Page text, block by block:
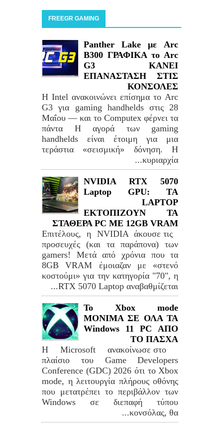
FREEGR GAMING
Panther Lake με Arc
B300 ΓΡΑΦΙΚΑ το Arc
G3 ΚΑΝΕΙ
ΕΠΑΝΑΣΤΑΣΗ ΣΤΙΣ
ΚΟΝΣΟΛΕΣ
Η Intel ανακοινώνει επίσημα το Arc
G3 για gaming handhelds στις 28
Μαΐου — και το Computex φέρνει τα
πάντα Η αγορά των gaming
handhelds είναι έτοιμη για μια
τεράστια «σεισμική» δόνηση. Η
κυριαρχία...
NVIDIA RTX 5070
Laptop GPU: TA
LAPTOP
ΕΚΤΟΠΙΖΟΥΝ ΤΑ
ΣΤΑΘΕΡΑ PC ME 12GB VRAM
Επιτέλους, η NVIDIA άκουσε τις
προσευχές (και τα παράπονα) των
gamers! Μετά από χρόνια που τα
8GB VRAM έμοιαζαν με «στενό
κοστούμι» για την κατηγορία "70", η
RTX 5070 Laptop αναβαθμίζεται...
Το Xbox mode
ΜΟΝΙΜΑ ΣΕ ΟΛΑ ΤΑ
Windows 11 PC ΑΠΟ
ΤΟ ΠΑΣΧΑ
Η Microsoft ανακοίνωσε στο
πλαίσιο του Game Developers
Conference (GDC) 2026 ότι το Xbox
mode, η λειτουργία πλήρους οθόνης
που μετατρέπει το περιβάλλον των
Windows σε διεπαφή τύπου
κονσόλας, θα...